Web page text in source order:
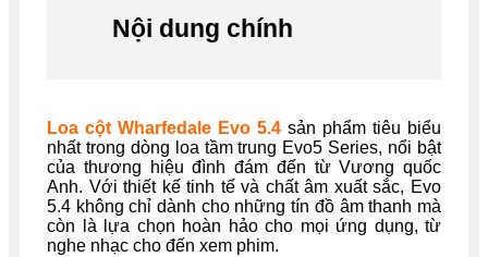
Nội dung chính
Loa cột Wharfedale Evo 5.4 sản phẩm tiêu biểu
nhất trong dòng loa tầm trung Evo5 Series, nổi bật
của thương hiệu đình đám đến từ Vương quốc
Anh. Với thiết kế tinh tế và chất âm xuất sắc, Evo
5.4 không chỉ dành cho những tín đồ âm thanh mà
còn là lựa chọn hoàn hảo cho mọi ứng dụng, từ
nghe nhạc cho đến xem phim.